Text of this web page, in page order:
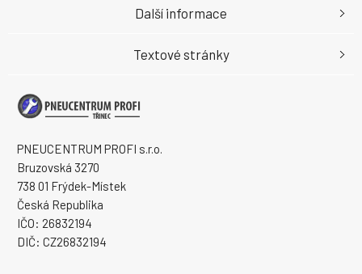
PNEUCENTRUM PROFI s.r.o.
Bruzovská 3270
738 01 Frýdek-Místek
Česká Republika
IČO: 26832194
DIČ: CZ26832194
Další informace
Textové stránky